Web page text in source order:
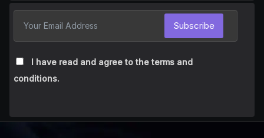
I have read and agree to the terms and
conditions.
Subscribe